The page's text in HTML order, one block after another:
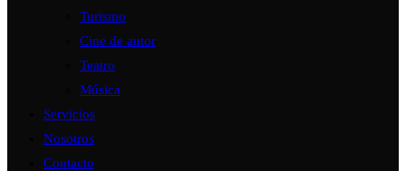
Turismo
Cine de autor
Teatro
Música
Servicios
Nosotros
Contacto